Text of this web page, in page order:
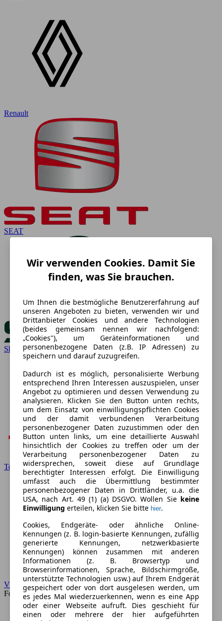
Renault
SEAT
Skoda
Toyota
VW
Forum
Wir verwenden Cookies. Damit Sie
finden, was Sie brauchen.
Um Ihnen die bestmögliche Benutzererfahrung auf
unseren Angeboten zu bieten, verwenden wir und
Drittanbieter Cookies und andere Technologien
(beides gemeinsam nennen wir nachfolgend:
„Cookies"), um Geräteinformationen und
personenbezogene Daten (z.B. IP Adressen) zu
speichern und darauf zuzugreifen.
Dadurch ist es möglich, personalisierte Werbung
entsprechend Ihren Interessen auszuspielen, unser
Angebot zu optimieren und dessen Verwendung zu
analysieren. Klicken Sie den Button unten rechts,
um dem Einsatz von einwilligungspflichten Cookies
und der damit verbundenen Verarbeitung
personenbezogener Daten zuzustimmen oder den
Button unten links, um eine detaillierte Auswahl
hinsichtlich der Cookies zu treffen oder um der
Verarbeitung personenbezogener Daten zu
widersprechen, soweit diese auf Grundlage
berechtigter Interessen erfolgt. Die Einwilligung
umfasst auch die Übermittlung bestimmter
personenbezogener Daten in Drittländer, u.a. die
USA, nach Art. 49 (1) (a) DSGVO. Wollen Sie keine
Einwilligung erteilen, klicken Sie bitte hier.
Cookies, Endgeräte- oder ähnliche Online-
Kennungen (z. B. login-basierte Kennungen, zufällig
generierte Kennungen, netzwerkbasierte
Kennungen) können zusammen mit anderen
Informationen (z. B. Browsertyp und
Browserinformationen, Sprache, Bildschirmgröße,
unterstützte Technologien usw.) auf Ihrem Endgerät
gespeichert oder von dort ausgelesen werden, um
es jedes Mal wiederzuerkennen, wenn es eine App
oder einer Webseite aufruft. Dies geschieht für
einen oder mehrere der hier aufgeführten